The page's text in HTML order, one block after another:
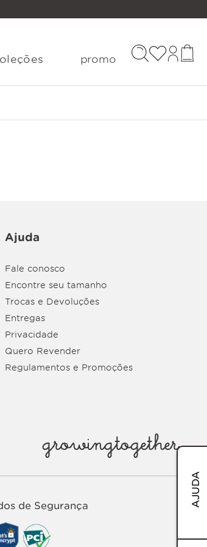
promo
AJUDA
Ajuda
Fale conosco
Encontre seu tamanho
Trocas e Devoluções
Entregas
Privacidade
Quero Revender
Regulamentos e Promoções
growingtogether
de Segurança